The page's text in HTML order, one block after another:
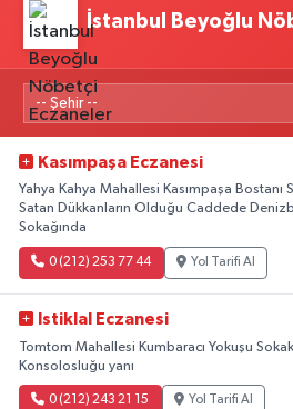
İstanbul Beyoğlu
Kasımpaşa Eczanesi
Yahya Kahya Mahallesi Kasımpaşa Bostanı
Satan Dükkanların Olduğu Caddede
Sokağında
0 (212) 253 77 44 Yol Tarifi Al
Istiklal Eczanesi
Tomtom Mahallesi Kumbaracı Yokuşu
Konsolosluğu yanı
0 (212) 243 21 15 Yol Tarifi Al